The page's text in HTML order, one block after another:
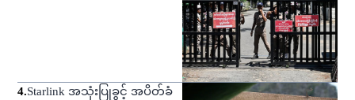
4.Starlink အသုံးပြုခွင့် အပိတ်ခံ